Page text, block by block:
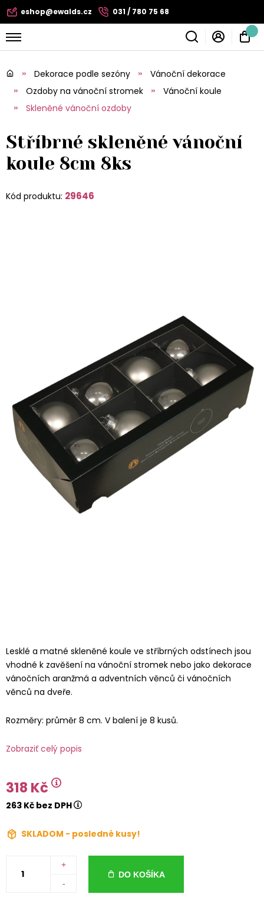
eshop@ewalds.cz 031 / 780 75 68
Dekorace podle sezóny
Vánoční dekorace
Ozdoby na vánoční stromek
Vánoční koule
Skleněné vánoční ozdoby
Stříbrné skleněné vánoční
koule 8cm 8ks
Kód produktu: 29646
Lesklé a matné skleněné koule ve stříbrných odstínech jsou
vhodné k zavěšení na vánoční stromek nebo jako dekorace
vánočních aranžmá a adventních věnců či vánočních
věnců na dveře.
Rozměry: průměr 8 cm. V balení je 8 kusů.
Zobraziť celý popis
318 Kč
263 Kč bez DPH
SKLADOM - posledné kusy!
+
-
DO KOŠÍKA